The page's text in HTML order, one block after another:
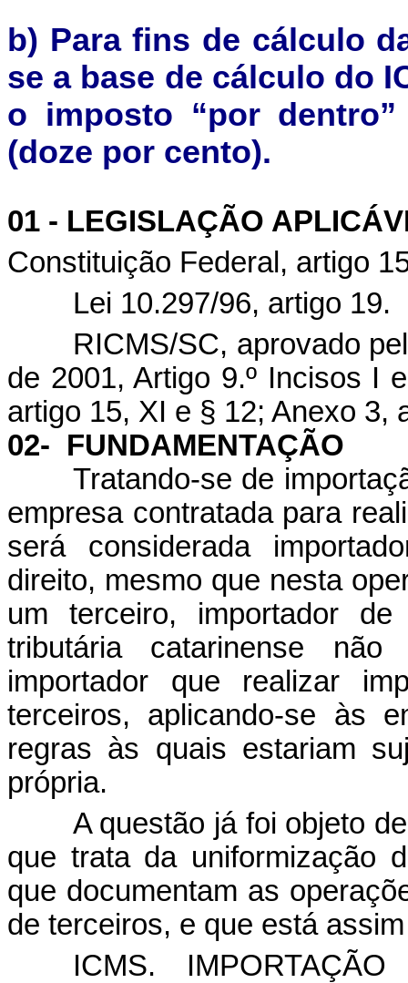
b) Para fins de cálculo
se a base de cálculo do
o imposto “por
(doze por cento).
01 - LEGISLAÇÃO
Constituição Federal, artigo
Lei 10.297/96, artigo 19.
RICMS/SC, aprovado
de 2001, Artigo 9.º Incisos I e
artigo 15, XI e § 12; Anexo 3,
02- FUNDAMENTAÇÃO
Tratando-se de
empresa contratada para
será considerada
direito, mesmo que nesta
um terceiro, importador
tributária catarinense
importador que realizar
terceiros, aplicando-se às
regras às quais estariam
própria.
A questão já foi objeto
que trata da uniformização
que documentam as
de terceiros, e que está
ICMS.